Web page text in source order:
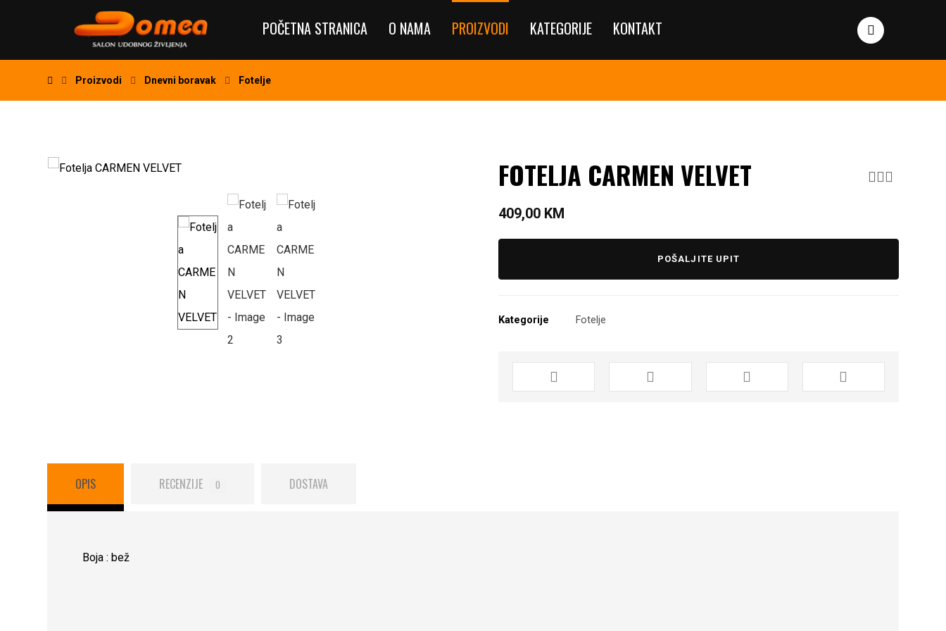
POČETNA STRANICA O NAMA PROIZVODI KATEGORIJE KONTAKT
Proizvodi Dnevni boravak Fotelje
FOTELJA CARMEN VELVET
409,00 KM
POŠALJITE UPIT
Kategorije Fotelje
OPIS RECENZIJE 0 DOSTAVA
Boja : bež